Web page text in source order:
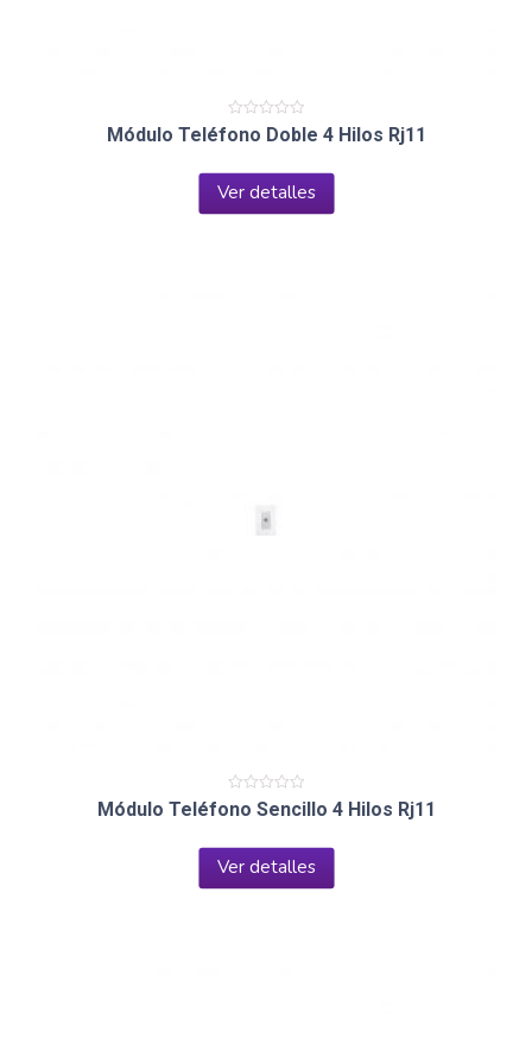
Valorado
en
de
5
Módulo Teléfono Doble 4 Hilos Rj11
Ver detalles
Valorado
en
de
5
Módulo Teléfono Sencillo 4 Hilos Rj11
Ver detalles